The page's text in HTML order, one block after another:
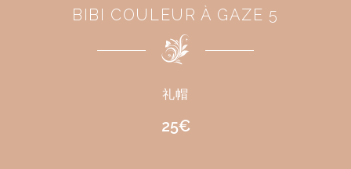
BIBI COULEUR À GAZE 5
礼帽
25€